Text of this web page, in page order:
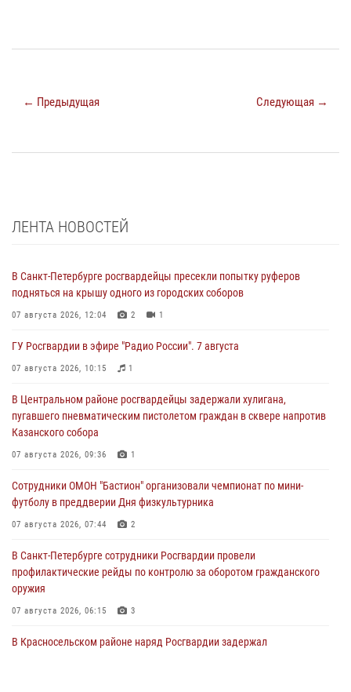
← Предыдущая Следующая →
ЛЕНТА НОВОСТЕЙ
В Санкт-Петербурге росгвардейцы пресекли попытку руферов
подняться на крышу одного из городских соборов
07 августа 2026, 12:04 2 1
ГУ Росгвардии в эфире "Радио России". 7 августа
07 августа 2026, 10:15 1
В Центральном районе росгвардейцы задержали хулигана,
пугавшего пневматическим пистолетом граждан в сквере напротив
Казанского собора
07 августа 2026, 09:36 1
Сотрудники ОМОН "Бастион" организовали чемпионат по мини-
футболу в преддверии Дня физкультурника
07 августа 2026, 07:44 2
В Санкт-Петербурге сотрудники Росгвардии провели
профилактические рейды по контролю за оборотом гражданского
оружия
07 августа 2026, 06:15 3
В Красносельском районе наряд Росгвардии задержал